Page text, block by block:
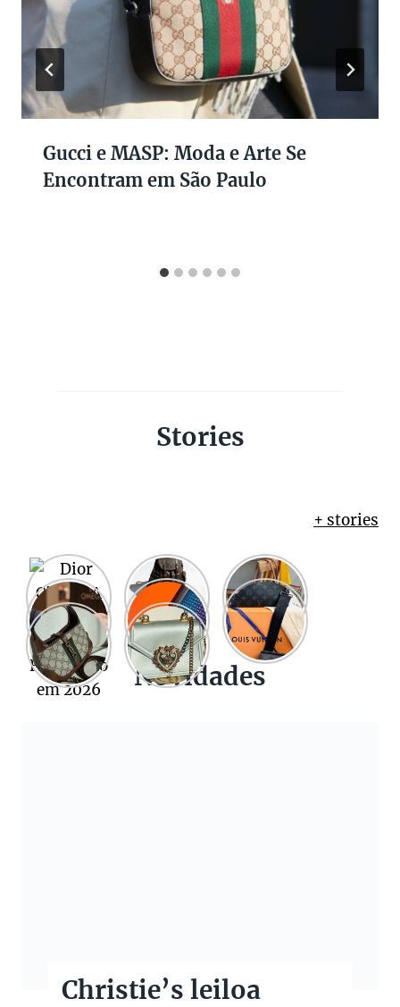
Gucci e MASP: Moda e Arte Se
Encontram em São Paulo
Stories
+ stories
Novidades
Christie’s leiloa